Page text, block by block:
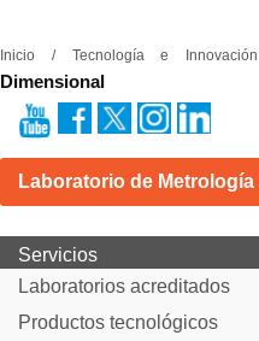
Inicio / Tecnología e
Dimensional
Laboratorio de Metrología
Servicios
Laboratorios acreditados
Productos tecnológicos